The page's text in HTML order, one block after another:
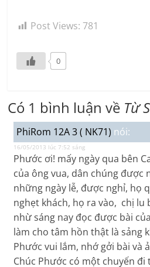
Post Views: 781
0
Có 1 bình luận về Từ
PhiRom 12A 3 ( NK71) nói:
16/05/2013 lúc 7:52 sáng
Phước ơi! mấy ngày qua bên
của ông vua, dân chúng được
những ngày lễ, được nghỉ, họ
nghẹt khách, họ ra vào, chị lu
nhừ sáng nay đọc được bài
làm cho tâm hồn thật là sảng
Phước vui lắm, nhớ gởi bài và
Chúc Phước có một chuyến